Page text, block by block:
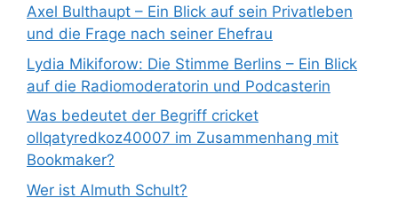
Axel Bulthaupt – Ein Blick auf sein Privatleben
und die Frage nach seiner Ehefrau
Lydia Mikiforow: Die Stimme Berlins – Ein Blick
auf die Radiomoderatorin und Podcasterin
Was bedeutet der Begriff cricket
ollqatyredkoz40007 im Zusammenhang mit
Bookmaker?
Wer ist Almuth Schult?